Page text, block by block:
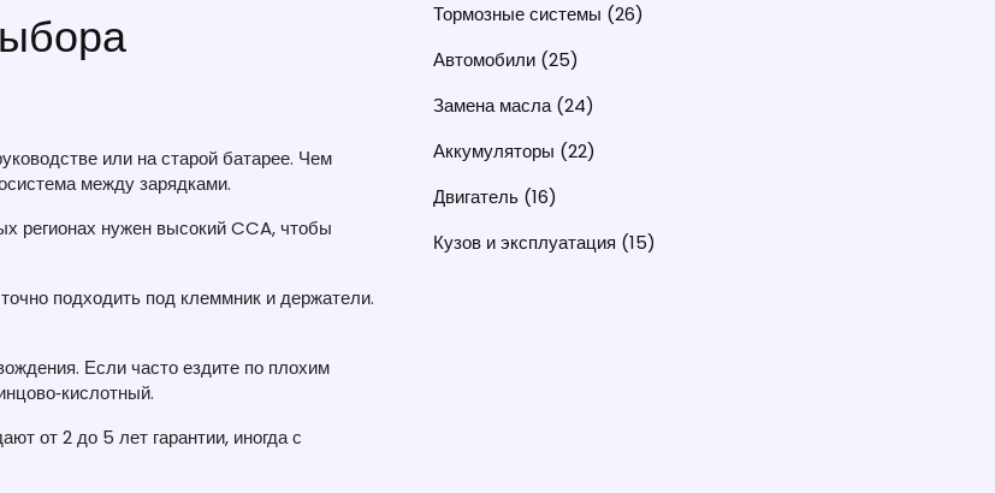
или на старой батарее. Чем
между зарядками.
регионах нужен высокий CCA, чтобы
подходить под клеммник и держатели.
Если часто ездите по плохим
от 2 до 5 лет гарантии, иногда с
Тормозные системы (26)
Автомобили (25)
Замена масла(24)
Аккумуляторы (22)
Двигатель (16)
Кузов и эксплуатация (15)